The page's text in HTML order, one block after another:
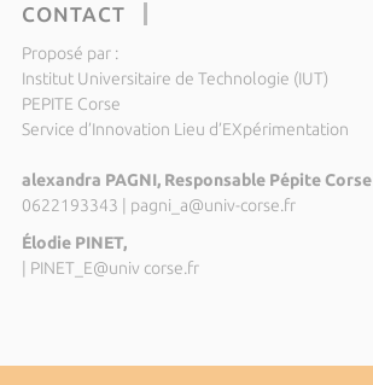
CONTACT
Proposé par :
Institut Universitaire de Technologie (IUT)
PEPITE Corse
Service d’Innovation Lieu d’EXpérimentation
alexandra PAGNI, Responsable Pépite Corse
0622193343
pagni_a@univ-corse.fr
Élodie PINET,
PINET_E@univ corse.fr